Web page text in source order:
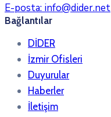
E-posta: info@dider.net
Bağlantılar
DİDER
İzmir Ofisleri
Duyurular
Haberler
İletişim